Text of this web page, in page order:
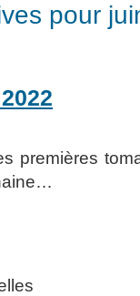
pour
premières